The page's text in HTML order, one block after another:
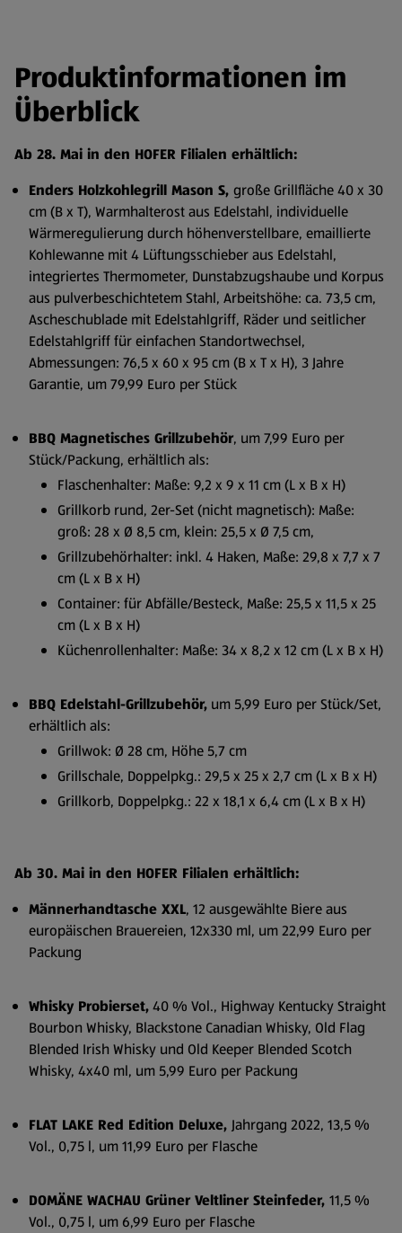
Produktinformationen im
Überblick
Ab 28. Mai in den HOFER Filialen erhältlich:
Enders Holzkohlegrill Mason S, große Grillfläche 40 x 30
cm (B x T), Warmhalterost aus Edelstahl, individuelle
Wärmeregulierung durch höhenverstellbare, emaillierte
Kohlewanne mit 4 Lüftungsschieber aus Edelstahl,
integriertes Thermometer, Dunstabzugshaube und Korpus
aus pulverbeschichtetem Stahl, Arbeitshöhe: ca. 73,5 cm,
Ascheschublade mit Edelstahlgriff, Räder und seitlicher
Edelstahlgriff für einfachen Standortwechsel,
Abmessungen: 76,5 x 60 x 95 cm (B x T x H), 3 Jahre
Garantie, um 79,99 Euro per Stück
BBQ Magnetisches Grillzubehör, um 7,99 Euro per
Stück/Packung, erhältlich als:
Flaschenhalter: Maße: 9,2 x 9 x 11 cm (L x B x H)
Grillkorb rund, 2er-Set (nicht magnetisch): Maße:
groß: 28 x Ø 8,5 cm, klein: 25,5 x Ø 7,5 cm,
Grillzubehörhalter: inkl. 4 Haken, Maße: 29,8 x 7,7 x 7
cm (L x B x H)
Container: für Abfälle/Besteck, Maße: 25,5 x 11,5 x 25
cm (L x B x H)
Küchenrollenhalter: Maße: 34 x 8,2 x 12 cm (L x B x H)
BBQ Edelstahl-Grillzubehör, um 5,99 Euro per Stück/Set,
erhältlich als:
Grillwok: Ø 28 cm, Höhe 5,7 cm
Grillschale, Doppelpkg.: 29,5 x 25 x 2,7 cm (L x B x H)
Grillkorb, Doppelpkg.: 22 x 18,1 x 6,4 cm (L x B x H)
Ab 30. Mai in den HOFER Filialen erhältlich:
Männerhandtasche XXL, 12 ausgewählte Biere aus
europäischen Brauereien, 12x330 ml, um 22,99 Euro per
Packung
Whisky Probierset,40 % Vol., Highway Kentucky Straight
Bourbon Whisky, Blackstone Canadian Whisky, Old Flag
Blended Irish Whisky und Old Keeper Blended Scotch
Whisky, 4x40 ml, um 5,99 Euro per Packung
FLAT LAKE Red Edition Deluxe, Jahrgang 2022, 13,5 %
Vol., 0,75 l, um 11,99 Euro per Flasche
DOMÄNE WACHAU Grüner Veltliner Steinfeder, 11,5 %
Vol., 0,75 l, um 6,99 Euro per Flasche